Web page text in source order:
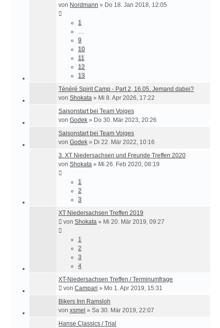
von Nordmann » Do 18. Jan 2018, 12:05
1
9
10
11
12
13
Ténéré Spirit Camp - Part 2, 16.05. Jemand dabei?
von Shokata » Mi 8. Apr 2026, 17:22
Saisonstart bei Team Voiges
von Godek » Do 30. Mär 2023, 20:26
Saisonstart bei Team Voiges
von Godek » Di 22. Mär 2022, 10:16
3. XT Niedersachsen und Freunde Treffen 2020
von Shokata » Mi 26. Feb 2020, 08:19
1
2
3
XT Niedersachsen Treffen 2019
von Shokata » Mi 20. Mär 2019, 09:27
1
2
3
4
XT-Niedersachsen Treffen / Terminumfrage
von Campari » Mo 1. Apr 2019, 15:31
Bikers Inn Ramsloh
von xsmel » Sa 30. Mär 2019, 22:07
Hanse Classics / Trial